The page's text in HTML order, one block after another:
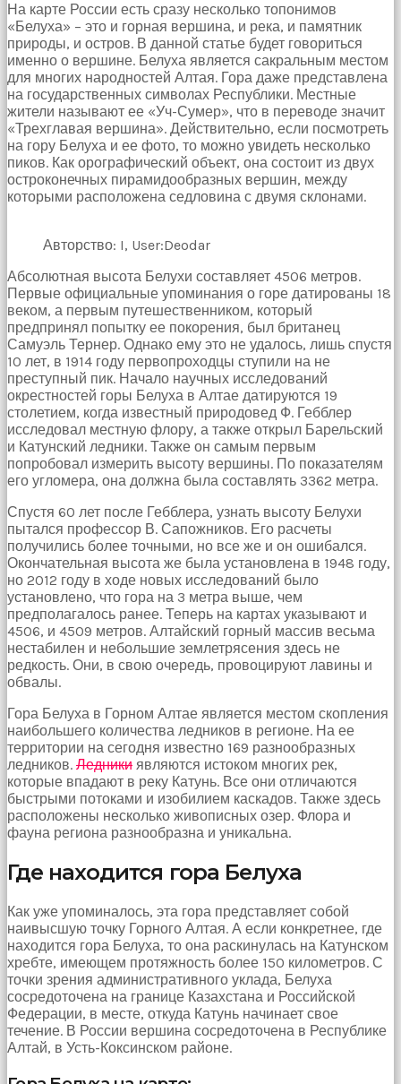
oda
oda
gezerek
onu
aramaya
başladım
brazzers
Onu
banyoda
gördüğümde
memelerinin
fotoğrafını
çekerken
yakaladım
porno
Bir
süre
sessizce
onu
izliyordum
fakat
benim
onu
izlediğimi
fark
etti
altyazılı
porno
Amı
cayır
cayır
yanıyor
olduğu
için
beni
yaka
paça
tutup
içeri
ve
kızmaya
başladı
sex
hikayeleri
Onun
derdinin
dermanı
sikimde
olduğu
koca
sikimi
meydana
çıkardım
ve
ağzına
dayayıp
onu
susturdum
На карте России есть сразу несколько топонимов
«Белуха» – это и горная вершина, и река, и памятник
природы, и остров. В данной статье будет говориться
именно о вершине. Белуха является сакральным местом
для многих народностей Алтая. Гора даже представлена
на государственных символах Республики. Местные
жители называют ее «Уч-Сумер», что в переводе значит
«Трехглавая вершина». Действительно, если посмотреть
на гору Белуха и ее фото, то можно увидеть несколько
пиков. Как орографический объект, она состоит из двух
остроконечных пирамидообразных вершин, между
которыми расположена седловина с двумя склонами.
Авторство: I, User:Deodar
Абсолютная высота Белухи составляет 4506 метров.
Первые официальные упоминания о горе датированы 18
веком, а первым путешественником, который
предпринял попытку ее покорения, был британец
Самуэль Тернер. Однако ему это не удалось, лишь спустя
10 лет, в 1914 году первопроходцы ступили на не
преступный пик. Начало научных исследований
окрестностей горы Белуха в Алтае датируются 19
столетием, когда известный природовед Ф. Гебблер
исследовал местную флору, а также открыл Барельский
и Катунский ледники. Также он самым первым
попробовал измерить высоту вершины. По показателям
его угломера, она должна была составлять 3362 метра.
Спустя 60 лет после Гебблера, узнать высоту Белухи
пытался профессор В. Сапожников. Его расчеты
получились более точными, но все же и он ошибался.
Окончательная высота же была установлена в 1948 году,
но 2012 году в ходе новых исследований было
установлено, что гора на 3 метра выше, чем
предполагалось ранее. Теперь на картах указывают и
4506, и 4509 метров. Алтайский горный массив весьма
нестабилен и небольшие землетрясения здесь не
редкость. Они, в свою очередь, провоцируют лавины и
обвалы.
Гора Белуха в Горном Алтае является местом скопления
наибольшего количества ледников в регионе. На ее
территории на сегодня известно 169 разнообразных
ледников. Ледники являются истоком многих рек,
которые впадают в реку Катунь. Все они отличаются
быстрыми потоками и изобилием каскадов. Также здесь
расположены несколько живописных озер. Флора и
фауна региона разнообразна и уникальна.
Где находится гора Белуха
Как уже упоминалось, эта гора представляет собой
наивысшую точку Горного Алтая. А если конкретнее, где
находится гора Белуха, то она раскинулась на Катунском
хребте, имеющем протяжность более 150 километров. С
точки зрения административного уклада, Белуха
сосредоточена на границе Казахстана и Российской
Федерации, в месте, откуда Катунь начинает свое
течение. В России вершина сосредоточена в Республике
Алтай, в Усть-Коксинском районе.